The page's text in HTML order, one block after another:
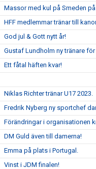
Massor med kul på Smeden
HFF medlemmar tränar till
God jul & Gott nytt år!
Gustaf Lundholm ny tränare för
Ett fåtal häften kvar!
Niklas Richter tränar U17 2023.
Fredrik Nyberg ny sportchef
Förändringar i organisationen
DM Guld även till damerna!
Emma på plats i Portugal.
Vinst i JDM finalen!